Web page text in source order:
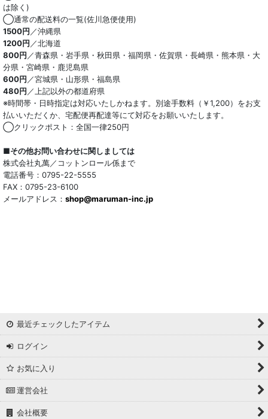
和紙混生地
ポリエステル混
テンセル混
キュプラ/レーヨン混
シルク混
ウール混
トリアセテート混
サッカー/クレープ
マドラスチェック
ドビー
撥水加工
起毛生地
は除く)
◯通常の配送料の一覧(佐川急便使用)
1500円 ／沖縄県
1200円 ／北海道
800円 ／青森県・岩手県・秋田県・福岡県・佐賀県・長崎県・熊本県・大
分県・宮崎県・鹿児島県
600円 ／宮城県・山形県・福島県
480円 ／上記以外の都道府県
※時間帯・日時指定は対応いたしかねます。別途手数料（￥1,200）をお支
払いいただくか、宅配便再配達等にて対応をお願いいたします。
◯クリックポスト：全国一律250円
■その他お問い合わせに関しましては
株式会社丸萬／コットンロール係まで
電話番号：0795-22-5555
FAX：0795-23-6100
メールアドレス： shop@maruman-inc.jp
最近チェックしたアイテム
ログイン
お気に入り
運営会社
会社概要